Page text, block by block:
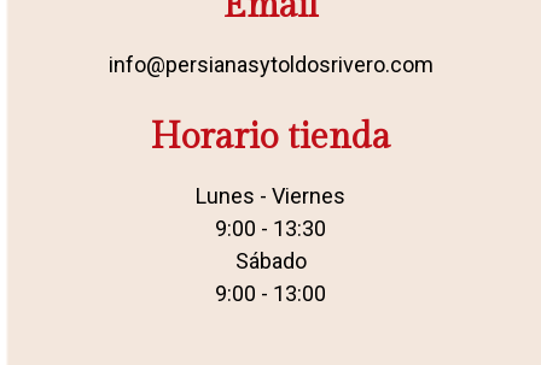
info@persianasytoldosrivero.com
Horario tienda
Lunes - Viernes
9:00 - 13:30
Sábado
9:00 - 13:00